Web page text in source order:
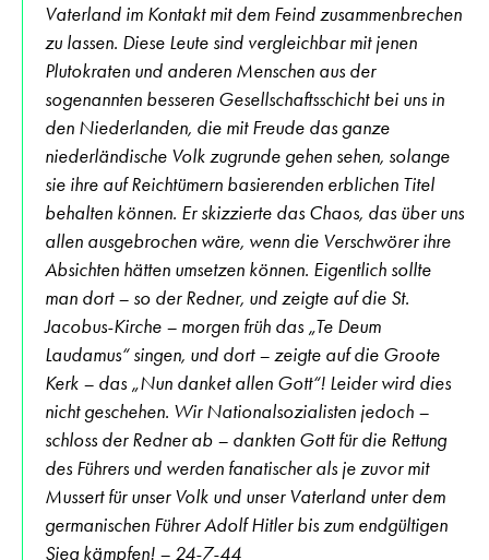
Vaterland im Kontakt mit dem Feind zusammenbrechen
zu lassen. Diese Leute sind vergleichbar mit jenen
Plutokraten und anderen Menschen aus der
sogenannten besseren Gesellschaftsschicht bei uns in
den Niederlanden, die mit Freude das ganze
niederländische Volk zugrunde gehen sehen, solange
sie ihre auf Reichtümern basierenden erblichen Titel
behalten können. Er skizzierte das Chaos, das über uns
allen ausgebrochen wäre, wenn die Verschwörer ihre
Absichten hätten umsetzen können. Eigentlich sollte
man dort – so der Redner, und zeigte auf die St.
Jacobus-Kirche – morgen früh das „Te Deum
Laudamus“ singen, und dort – zeigte auf die Groote
Kerk – das „Nun danket allen Gott“! Leider wird dies
nicht geschehen. Wir Nationalsozialisten jedoch –
schloss der Redner ab – dankten Gott für die Rettung
des Führers und werden fanatischer als je zuvor mit
Mussert für unser Volk und unser Vaterland unter dem
germanischen Führer Adolf Hitler bis zum endgültigen
Sieg kämpfen! – 24-7-44